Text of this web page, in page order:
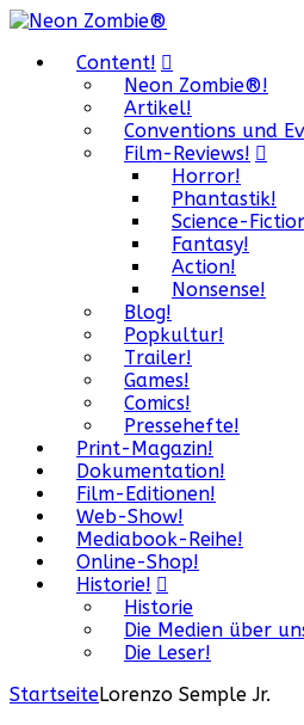
Content!
Neon Zombie®!
Artikel!
Conventions und
Film-Reviews!
Horror!
Phantastik!
Science-
Fantasy!
Action!
Nonsense!
Blog!
Popkultur!
Trailer!
Games!
Comics!
Pressehefte!
Print-Magazin!
Dokumentation!
Film-Editionen!
Web-Show!
Mediabook-Reihe!
Online-Shop!
Historie!
Historie
Die Medien über
Die Leser!
StartseiteLorenzo Semple Jr.